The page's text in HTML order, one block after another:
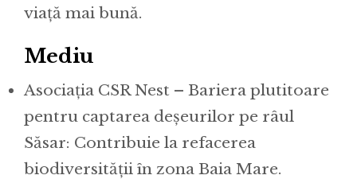
viață mai bună.
Mediu
Asociația CSR Nest – Bariera plutitoare
pentru captarea deșeurilor pe râul
Săsar: Contribuie la refacerea
biodiversității în zona Baia Mare.